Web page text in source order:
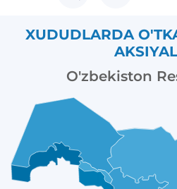
XUDUDLARDA
O'zbekiston